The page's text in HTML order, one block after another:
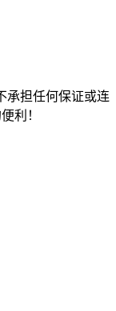
承担任何保证或连
利！